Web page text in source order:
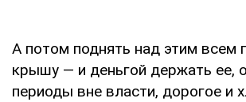
А потом поднять над этим всем
крышу — и деньгой держать ее,
периоды вне власти, дорогое и